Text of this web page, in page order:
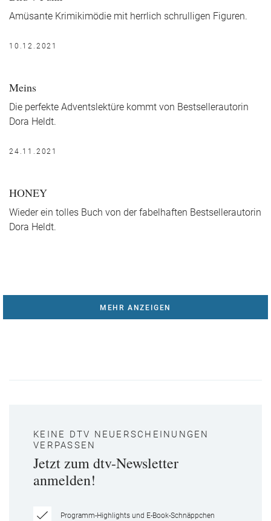
Amüsante Krimikimödie mit herrlich schrulligen Figuren.
10.12.2021
Meins
Die perfekte Adventslektüre kommt von Bestsellerautorin
Dora Heldt.
24.11.2021
HONEY
Wieder ein tolles Buch von der fabelhaften Bestsellerautorin
Dora Heldt.
MEHR ANZEIGEN
KEINE DTV NEUERSCHEINUNGEN
VERPASSEN
Jetzt zum dtv-Newsletter
anmelden!
Programm-Highlights und E-Book-Schnäppchen